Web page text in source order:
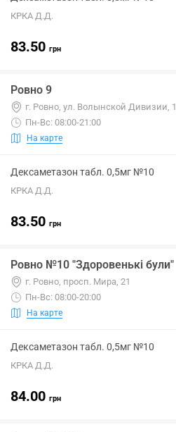
КРКА Д.Д.
83.50 грн
Ровно 9
г. Ровно, ул. Волынской Дивизии, 1
Пн-Вс: 08:00-21:00
На карте
Дексаметазон табл. 0,5мг №10
КРКА Д.Д.
83.50 грн
Ровно №10 "Здоровенькі були"
г. Ровно, просп. Мира, 21
Пн-Вс: 08:00-20:00
На карте
Дексаметазон табл. 0,5мг №10
КРКА Д.Д.
84.00 грн